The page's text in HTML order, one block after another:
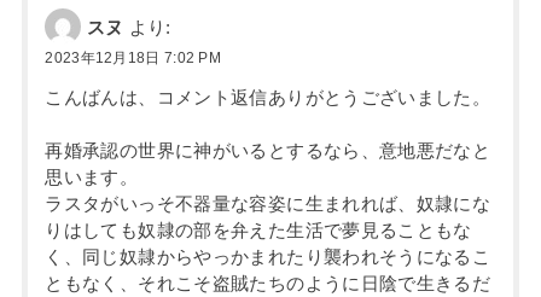
スヌ より:
2023年12月18日 7:02 PM
こんばんは、コメント返信ありがとうございました。
再婚承認の世界に神がいるとするなら、意地悪だなと
思います。
ラスタがいっそ不器量な容姿に生まれれば、奴隷にな
りはしても奴隷の部を弁えた生活で夢見ることもな
く、同じ奴隷からやっかまれたり襲われそうになるこ
ともなく、それこそ盗賊たちのように日陰で生きるだ